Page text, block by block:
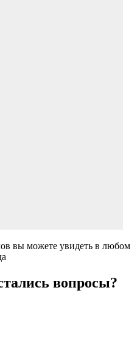
вы можете увидеть в любом
вопросы?